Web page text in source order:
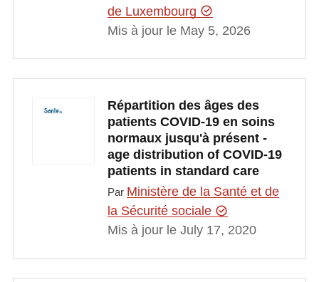
de Luxembourg
Mis à jour le May 5, 2026
Répartition des âges des
patients COVID-19 en soins
normaux jusqu'à présent -
age distribution of COVID-19
patients in standard care
Par Ministère de la Santé et de
la Sécurité sociale
Mis à jour le July 17, 2020